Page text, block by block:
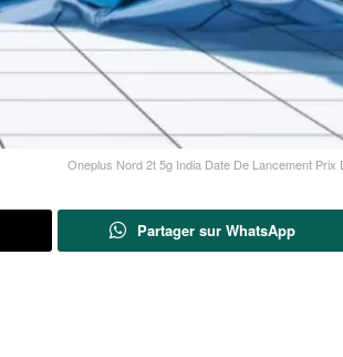
Oneplus Nord 2t 5g India Date De Lancement Prix
Partager sur WhatsApp